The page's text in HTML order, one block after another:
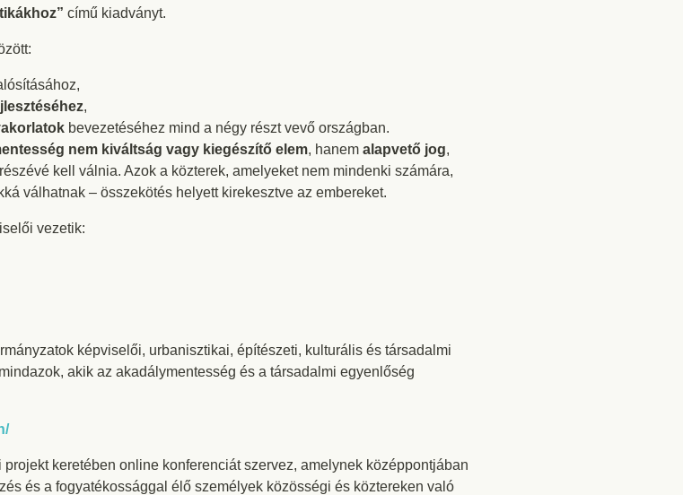
című kiadványt.
,
bevezetéséhez mind a négy részt vevő országban.
nem kiváltság vagy kiegészítő elem, hanem alapvető jog,
kell válnia. Azok a közterek, amelyeket nem mindenki számára,
válhatnak – összekötés helyett kirekesztve az embereket.
vezetik:
képviselői, urbanisztikai, építészeti, kulturális és társadalmi
akik az akadálymentesség és a társadalmi egyenlőség
keretében online konferenciát szervez, amelynek középpontjában
és a fogyatékossággal élő személyek közösségi és köztereken való